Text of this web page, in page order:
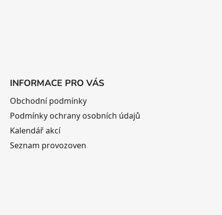
INFORMACE PRO VÁS
Obchodní podmínky
Podmínky ochrany osobních údajů
Kalendář akcí
Seznam provozoven